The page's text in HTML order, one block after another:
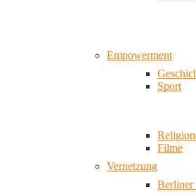
Empowerment
Sport
Filme
Vernetzung
Berliner